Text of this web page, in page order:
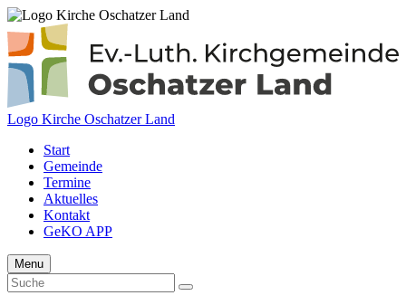
Logo Kirche Oschatzer Land
Start
Gemeinde
Termine
Aktuelles
Kontakt
GeKO APP
Menu